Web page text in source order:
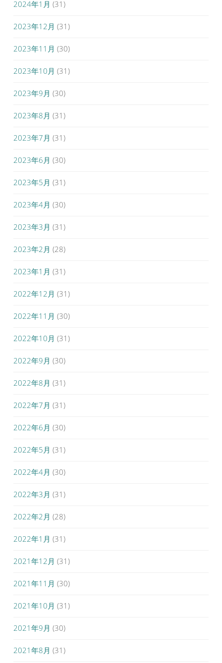
2024年1月 (31)
2023年12月 (31)
2023年11月 (30)
2023年10月 (31)
2023年9月 (30)
2023年8月 (31)
2023年7月 (31)
2023年6月 (30)
2023年5月 (31)
2023年4月 (30)
2023年3月 (31)
2023年2月 (28)
2023年1月 (31)
2022年12月 (31)
2022年11月 (30)
2022年10月 (31)
2022年9月 (30)
2022年8月 (31)
2022年7月 (31)
2022年6月 (30)
2022年5月 (31)
2022年4月 (30)
2022年3月 (31)
2022年2月 (28)
2022年1月 (31)
2021年12月 (31)
2021年11月 (30)
2021年10月 (31)
2021年9月 (30)
2021年8月 (31)